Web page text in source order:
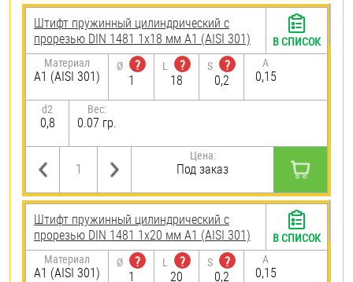
Штифт пружинный цилиндрический с
прорезью DIN 1481 1х18 мм А1 (AISI 301)
Материал
А1 (AISI 301)
Ø
?
1
L
?
18
S
?
0,2
A
0,15
d2
0,8
Вес:
0.07 гр.
Цена:
Под заказ
В СПИСОК
Штифт пружинный цилиндрический с
прорезью DIN 1481 1х20 мм А1 (AISI 301)
Материал
А1 (AISI 301)
Ø
?
1
L
?
20
S
?
0,2
A
0,15
В СПИСОК